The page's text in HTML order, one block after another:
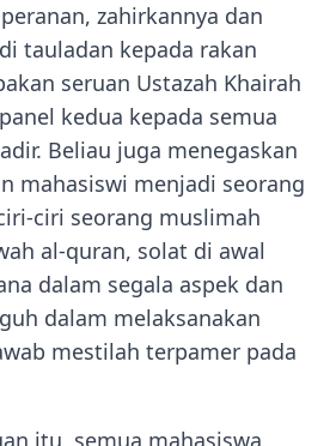
zahirkannya dan
tauladan kepada rakan
seruan Ustazah Khairah
kedua kepada semua
Beliau juga menegaskan
mahasiswi menjadi seorang
ciri seorang muslimah
al-quran, solat di awal
dalam segala aspek dan
dalam melaksanakan
mestilah terpamer pada
itu, semua mahasiswa